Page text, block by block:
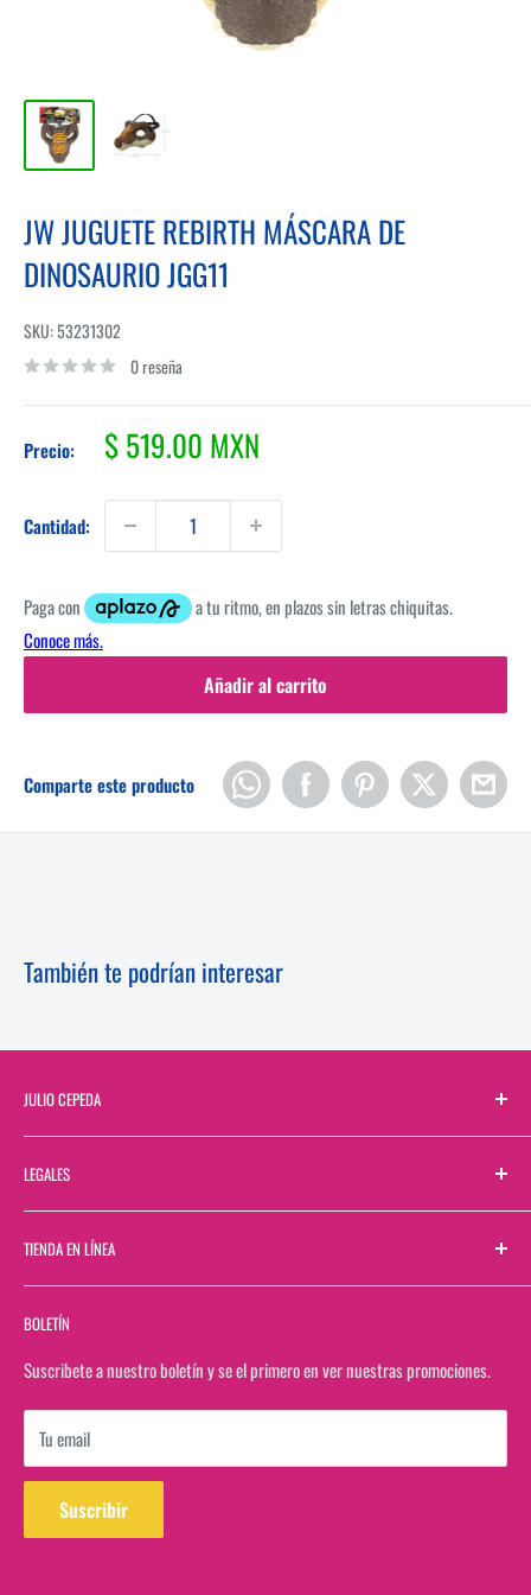
JW JUGUETE REBIRTH MÁSCARA DE
DINOSAURIO JGG11
SKU:53231302
0 reseña
Precio: Precio
de
venta
$ 519.00 MXN
Cantidad:
Añadir al carrito
Comparte este producto
También te podrían interesar
JULIO CEPEDA
Sobre Nosotros
Directorio de Sucursales
Contactanos
Bolsa de Trabajo
Bolsa de Trabajo Web
LEGALES
Términos y Condiciones
Aviso de Privacidad
TIENDA EN LÍNEA
Buscar
Facturación
Rastrea tu pedido en estafeta
Ver saldo de tarjeta de regalo
BOLETÍN
Suscribete a nuestro boletín y se el primero en ver nuestras promociones.
Tu email
Suscribir